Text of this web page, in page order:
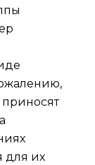
приносят
для их